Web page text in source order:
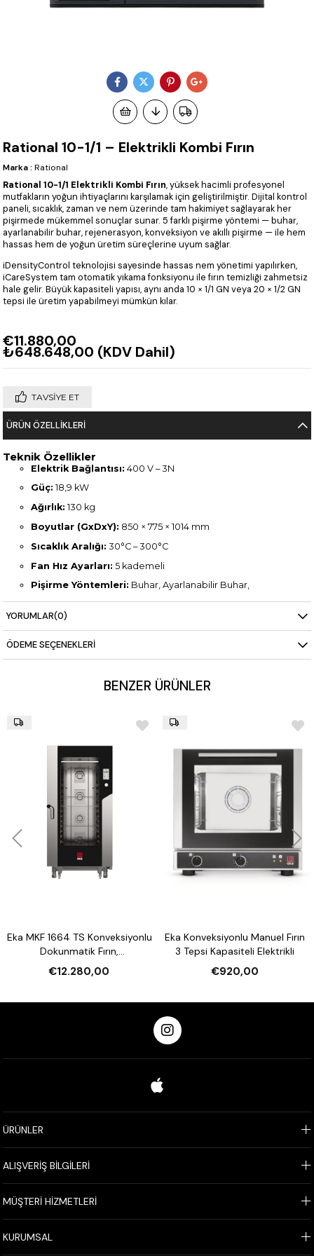
Rational 10-1/1 – Elektrikli Kombi Fırın
Marka : Rational
Rational 10-1/1 Elektrikli Kombi Fırın, yüksek hacimli profesyonel
mutfakların yoğun ihtiyaçlarını karşılamak için geliştirilmiştir. Dijital kontrol
paneli, sıcaklık, zaman ve nem üzerinde tam hakimiyet sağlayarak her
pişirmede mükemmel sonuçlar sunar. 5 farklı pişirme yöntemi — buhar,
ayarlanabilir buhar, rejenerasyon, konveksiyon ve akıllı pişirme — ile hem
hassas hem de yoğun üretim süreçlerine uyum sağlar.
iDensityControl teknolojisi sayesinde hassas nem yönetimi yapılırken,
iCareSystem tam otomatik yıkama fonksiyonu ile fırın temizliği zahmetsiz
hale gelir. Büyük kapasiteli yapısı, aynı anda 10 × 1/1 GN veya 20 × 1/2 GN
tepsi ile üretim yapabilmeyi mümkün kılar.
€11.880,00
₺648.648,00 (KDV Dahil)
TAVSIYE ET
ÜRÜN ÖZELLIKLERI
Teknik Özellikler
Elektrik Bağlantısı: 400 V – 3N
Güç: 18,9 kW
Ağırlık: 130 kg
Boyutlar (GxDxY): 850 × 775 × 1014 mm
Sıcaklık Aralığı: 30°C – 300°C
Fan Hız Ayarları: 5 kademeli
Pişirme Yöntemleri: Buhar, Ayarlanabilir Buhar,
Hassas Nem Kontrolü (iDensityControl)
YORUMLAR(0)
ÖDEME SEÇENEKLERI
BENZER ÜRÜNLER
Eka MKF 1664 TS Konveksiyonlu
Dokunmatik Fırın,
Nemlendirmeli 16 Tepsi
Kapasiteli Elektrikli
€12.280,00
Eka Konveksiyonlu Manuel Fırın
3 Tepsi Kapasiteli Elektrikli
€920,00
ÜRÜNLER
ALIŞVERİŞ BİLGİLERİ
MÜŞTERİ HİZMETLERİ
KURUMSAL